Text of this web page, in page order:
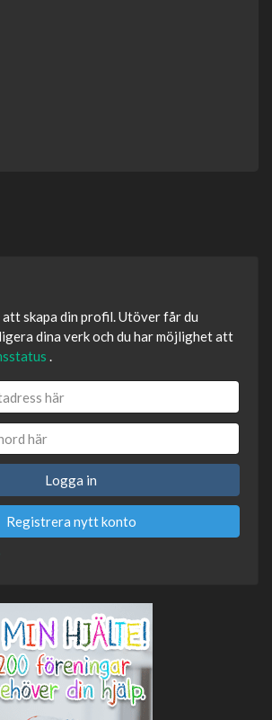
skapa din profil. Utöver får du
dina verk och du har möjlighet att
.
Logga in
Registrera nytt konto